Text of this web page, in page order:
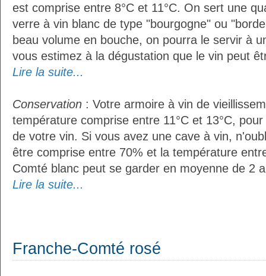
est comprise entre 8°C et 11°C. On sert une
verre à vin blanc de type "bourgogne" ou
beau volume en bouche, on pourra le servir à
vous estimez à la dégustation que le vin peut
Lire la suite...
Conservation : Votre armoire à vin de
température comprise entre 11°C et 13°C,
de votre vin. Si vous avez une cave à vin,
être comprise entre 70% et la température
Comté blanc peut se garder en moyenne de 2
Lire la suite...
Franche-Comté rosé